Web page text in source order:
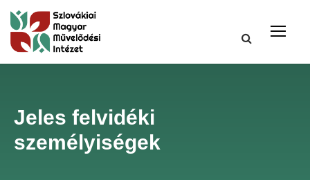
Jeles felvidéki
személyiségek